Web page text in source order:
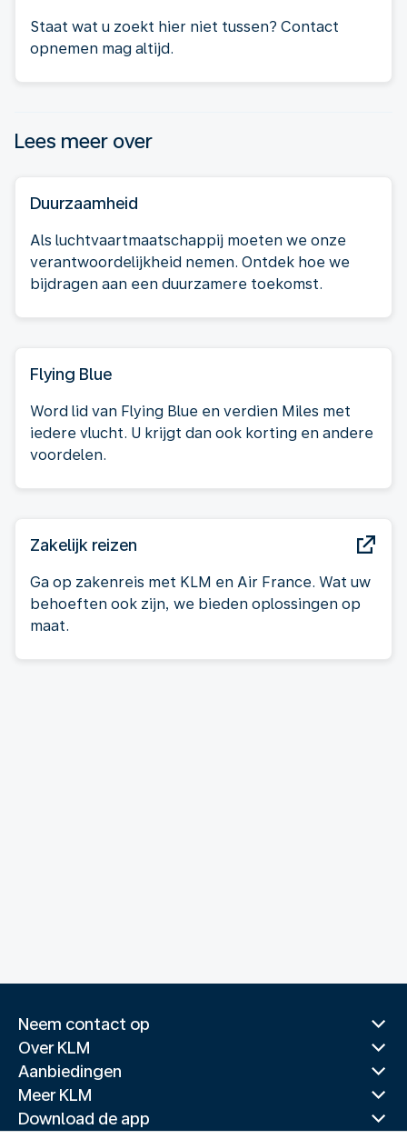
Staat wat u zoekt hier niet tussen? Contact
opnemen mag altijd.
Lees meer over
Duurzaamheid
Als luchtvaartmaatschappij moeten we onze
verantwoordelijkheid nemen. Ontdek hoe we
bijdragen aan een duurzamere toekomst.
Flying Blue
Word lid van Flying Blue en verdien Miles met
iedere vlucht. U krijgt dan ook korting en andere
voordelen.
Zakelijk reizen
Ga op zakenreis met KLM en Air France. Wat uw
behoeften ook zijn, we bieden oplossingen op
maat.
Neem contact op
Over KLM
Aanbiedingen
Meer KLM
Download de app